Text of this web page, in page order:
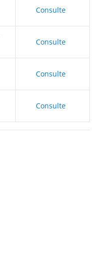
Consulte
Consulte
Consulte
Consulte